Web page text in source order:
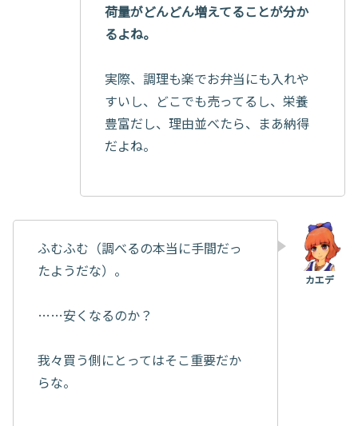
荷量がどんどん増えてることが分か
るよね。
実際、調理も楽でお弁当にも入れや
すいし、どこでも売ってるし、栄養
豊富だし、理由並べたら、まあ納得
だよね。
ふむふむ（調べるの本当に手間だっ
たようだな）。
……安くなるのか？
我々買う側にとってはそこ重要だか
らな。